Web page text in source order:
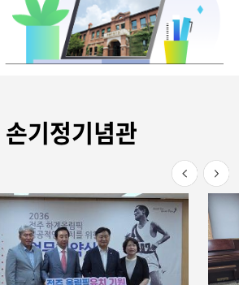
손기정기념관